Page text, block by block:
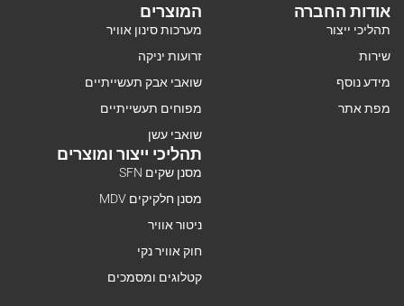
המוצרים
מערכות סינון אוויר
זרועות יניקה
שואבי אבק תעשייתיים
מפוחים תעשייתיים
שואבי עשן
אודות החברה
תהליכי ייצור
שירות
מידע נוסף
מפת אתר
תהליכי ייצור ומוצרים
מסנן שקים SFN
מסנן חלקיקים MDV
ניטור אוויר
חוק אוויר נקי
קטלוגים ומסמכים